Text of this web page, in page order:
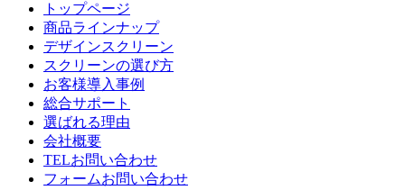
トップページ
商品ラインナップ
デザインスクリーン
スクリーンの選び方
お客様導入事例
総合サポート
選ばれる理由
会社概要
TELお問い合わせ
フォームお問い合わせ